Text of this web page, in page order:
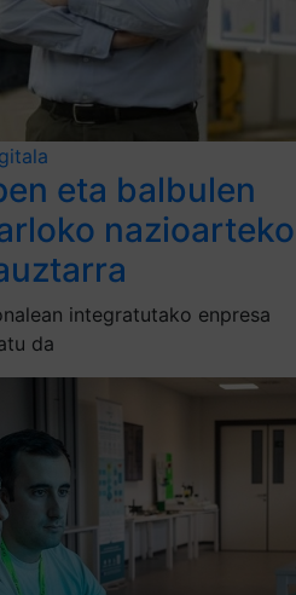
eta balbulen
nazioarteko
integratutako enpresa
da